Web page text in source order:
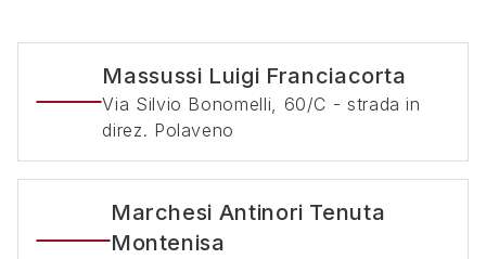
Massussi Luigi Franciacorta
Via Silvio Bonomelli, 60/C - strada in
direz. Polaveno
Marchesi Antinori Tenuta
Montenisa